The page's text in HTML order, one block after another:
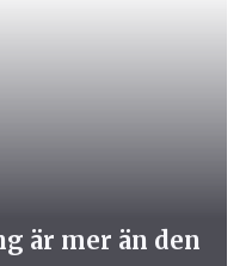
är mer än den